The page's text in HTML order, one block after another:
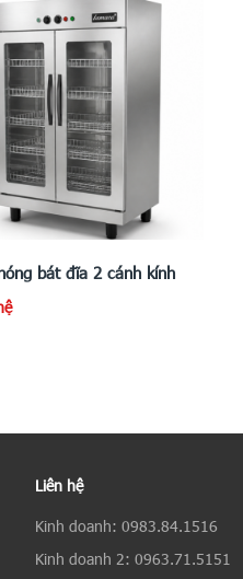
bát đĩa 2 cánh kính
Liên hệ
Kinh doanh: 0983.84.1516
Kinh doanh 2: 0963.71.5151